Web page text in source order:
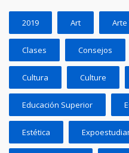
2019 Art Arte
Clases Consejos
Cultura Culture
Educación Superior
Estética